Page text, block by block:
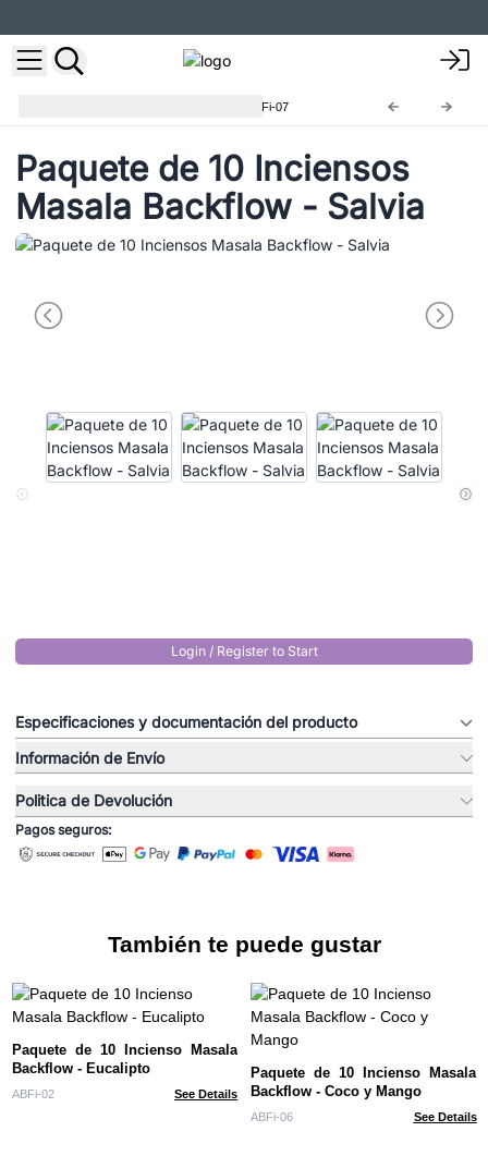
ABFi-07
Paquete de 10 Inciensos
Masala Backflow - Salvia
Login / Register to Start
Especificaciones y documentación del producto
Información de Envío
Politica de Devolución
Pagos seguros:
También te puede gustar
Paquete de 10 Incienso Masala
Backflow - Eucalipto
ABFi-02 See Details
Paquete de 10 Incienso Masala
Backflow - Coco y Mango
ABFi-06 See Details